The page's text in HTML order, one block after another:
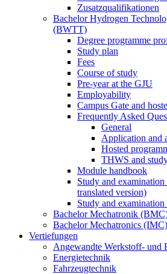
Zusatzqualifikationen
Bachelor Hydrogen
(BWTT)
Degree programme
Study plan
Fees
Course of study
Pre-year at the GJU
Employability
Campus Gate and
Frequently Asked
General
Application and
Hosted
THWS and
Module handbook
Study and
translated version)
Study and
Bachelor Mechatronik
Bachelor Mechatronics (IMC)
Vertiefungen
Angewandte Werkstoff- und
Energietechnik
Fahrzeugtechnik